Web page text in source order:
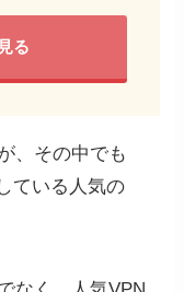
る
、その中でも
ている人気の